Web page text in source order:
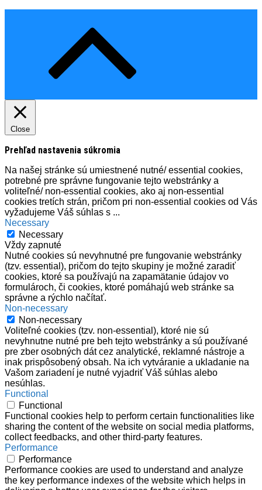
Close
Prehľad nastavenia súkromia
Na našej stránke sú umiestnené nutné/ essential cookies,
potrebné pre správne fungovanie tejto webstránky a
voliteľné/ non-essential cookies, ako aj non-essential
cookies tretích strán, pričom pri non-essential cookies od Vás
vyžadujeme Váš súhlas s ...
Necessary
Necessary
Vždy zapnuté
Nutné cookies sú nevyhnutné pre fungovanie webstránky
(tzv. essential), pričom do tejto skupiny je možné zaradiť
cookies, ktoré sa používajú na zapamätanie údajov vo
formulároch, či cookies, ktoré pomáhajú web stránke sa
správne a rýchlo načítať.
Non-necessary
Non-necessary
Voliteľné cookies (tzv. non-essential), ktoré nie sú
nevyhnutne nutné pre beh tejto webstránky a sú používané
pre zber osobných dát cez analytické, reklamné nástroje a
inak prispôsobený obsah. Na ich vytváranie a ukladanie na
Vašom zariadení je nutné vyjadriť Váš súhlas alebo
nesúhlas.
Functional
Functional
Functional cookies help to perform certain functionalities like
sharing the content of the website on social media platforms,
collect feedbacks, and other third-party features.
Performance
Performance
Performance cookies are used to understand and analyze
the key performance indexes of the website which helps in